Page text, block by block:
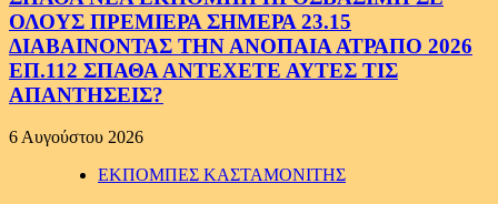
ΟΛΟΥΣ ΠΡΕΜΙΕΡΑ ΣΗΜΕΡΑ 23.15
ΔΙΑΒΑΙΝΟΝΤΑΣ ΤΗΝ ΑΝΟΠΑΙΑ ΑΤΡΑΠΟ 2026
ΕΠ.112 ΣΠΑΘΑ ΑΝΤΕΧΕΤΕ ΑΥΤΕΣ ΤΙΣ
ΑΠΑΝΤΗΣΕΙΣ?
6 Αυγούστου 2026
ΕΚΠΟΜΠΕΣ ΚΑΣΤΑΜΟΝΙΤΗΣ